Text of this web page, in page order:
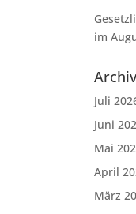
im
Juli
Juni
Mai
April
März